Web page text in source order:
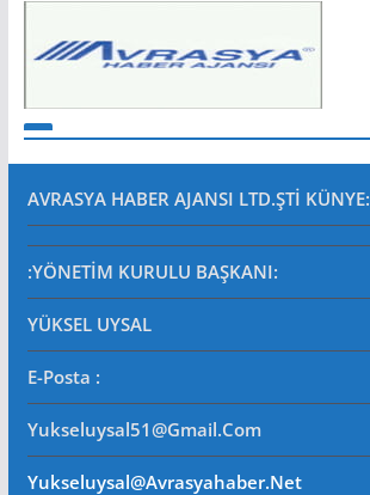
AVRASYA HABER AJANSI LTD.ŞTİ KÜNYE:
:YÖNETİM KURULU BAŞKANI:
YÜKSEL UYSAL
E-Posta :
Yukseluysal51@gmail.com
Yukseluysal@avrasyahaber.net